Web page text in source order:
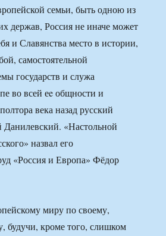
семьи, быть одною из
держав, Россия не иначе может
и Славянства место в истории,
самостоятельной
государств и служа
во всей еe общности и
века назад русский
«Настольной
назвал его
«Россия и Европа» Фёдор
миру по своему,
будучи, кроме того, слишком